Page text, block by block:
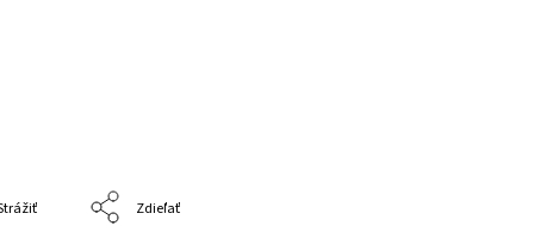
Zdieľať